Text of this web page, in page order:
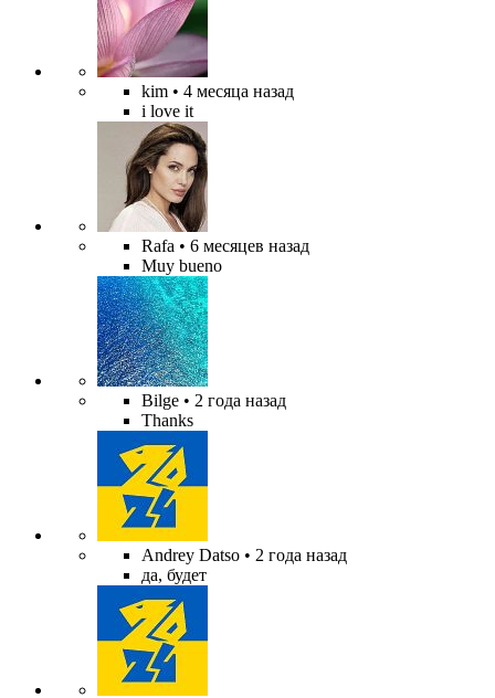
kim • 4 месяца назад
i love it
Rafa • 6 месяцев назад
Muy bueno
Bilge • 2 года назад
Thanks
Andrey Datso • 2 года назад
да, будет